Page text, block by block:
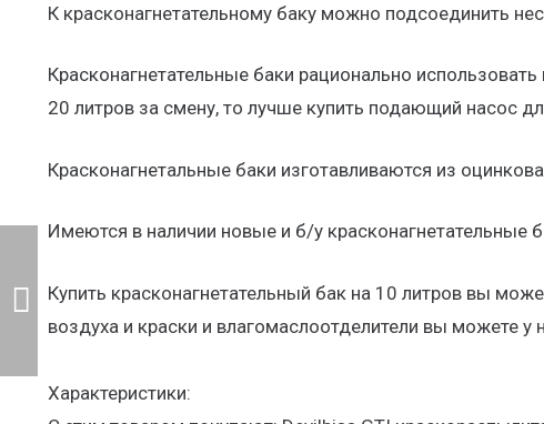
К красконагнетательному баку можно подсоединить
Красконагнетательные баки рационально
20 литров за смену, то лучше купить подающий насос
Красконагнетальные баки изготавливаются из
Имеются в наличии новые и б/у красконагнетательные
Купить красконагнетательный бак на 10 литров вы
воздуха и краски и влагомаслоотделители вы можете
Характеристики: